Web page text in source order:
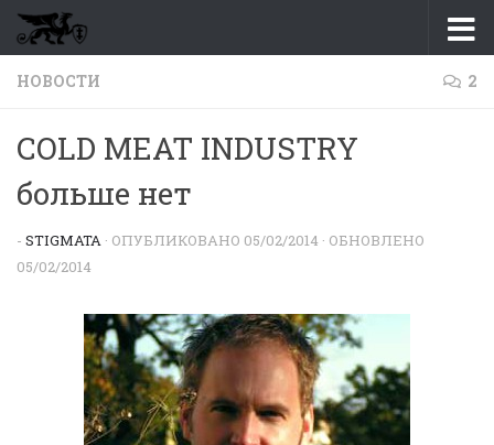
Перейти к содержимому
НОВОСТИ 2
COLD MEAT INDUSTRY
больше нет
- STIGMATA · ОПУБЛИКОВАНО 05/02/2014 · ОБНОВЛЕНО
05/02/2014